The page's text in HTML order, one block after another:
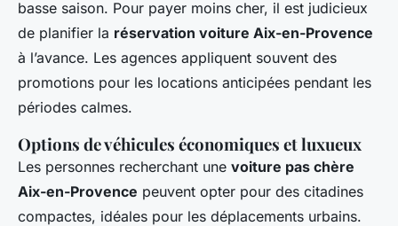
basse saison. Pour payer moins cher, il est judicieux
de planifier la réservation voiture Aix-en-Provence
à l’avance. Les agences appliquent souvent des
promotions pour les locations anticipées pendant les
périodes calmes.
Options de véhicules économiques et luxueux
Les personnes recherchant une voiture pas chère
Aix-en-Provence peuvent opter pour des citadines
compactes, idéales pour les déplacements urbains.